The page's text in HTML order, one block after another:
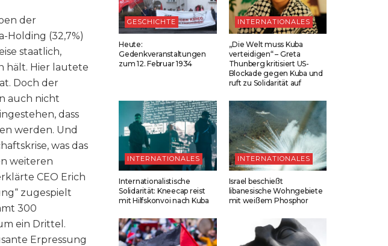
der
Holding (32,7%)
staatlich,
hält. Hier lautete
Doch der
auch nicht
dass
werden. Und
was das
weiteren
CEO Erich
zugespielt
300
ein Drittel.
Erpressung
GESCHICHTE
Heute:
Gedenkveranstaltungen
zum 12. Februar 1934
INTERNATIONALES
„Die Welt muss Kuba
verteidigen“ – Greta
Thunberg kritisiert US-
Blockade gegen Kuba und
ruft zu Solidarität auf
INTERNATIONALES
Internationalistische
Solidarität: Kneecap reist
mit Hilfskonvoi nach Kuba
INTERNATIONALES
Israel beschießt
libanesische Wohngebiete
mit weißem Phosphor